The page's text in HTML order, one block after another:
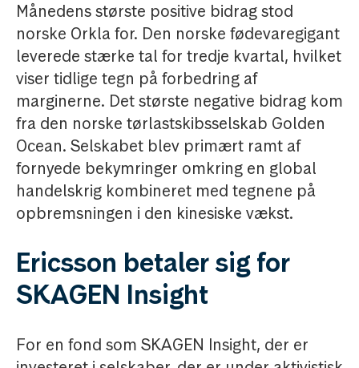
Månedens største positive bidrag stod
norske Orkla for. Den norske fødevaregigant
leverede stærke tal for tredje kvartal, hvilket
viser tidlige tegn på forbedring af
marginerne. Det største negative bidrag kom
fra den norske tørlastskibsselskab Golden
Ocean. Selskabet blev primært ramt af
fornyede bekymringer omkring en global
handelskrig kombineret med tegnene på
opbremsningen i den kinesiske vækst.
Ericsson betaler sig for
SKAGEN Insight
For en fond som SKAGEN Insight, der er